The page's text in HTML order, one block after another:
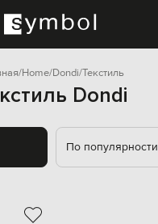
Home Dondi Текстиль
Dondi
По популярности